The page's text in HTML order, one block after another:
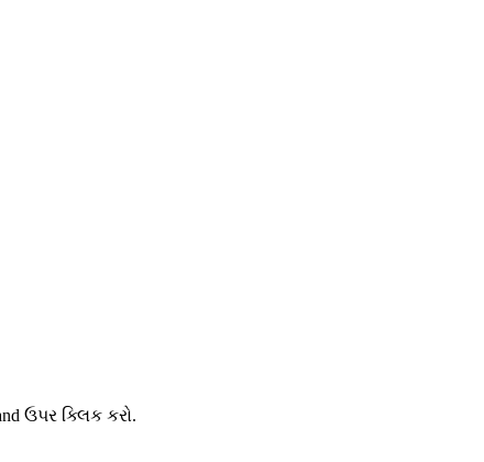
ઉપર ક્લિક કરો.